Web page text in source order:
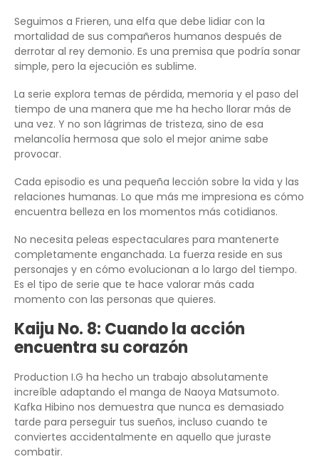
Seguimos a Frieren, una elfa que debe lidiar con la
mortalidad de sus compañeros humanos después de
derrotar al rey demonio. Es una premisa que podría sonar
simple, pero la ejecución es sublime.
La serie explora temas de pérdida, memoria y el paso del
tiempo de una manera que me ha hecho llorar más de
una vez. Y no son lágrimas de tristeza, sino de esa
melancolía hermosa que solo el mejor anime sabe
provocar.
Cada episodio es una pequeña lección sobre la vida y las
relaciones humanas. Lo que más me impresiona es cómo
encuentra belleza en los momentos más cotidianos.
No necesita peleas espectaculares para mantenerte
completamente enganchada. La fuerza reside en sus
personajes y en cómo evolucionan a lo largo del tiempo.
Es el tipo de serie que te hace valorar más cada
momento con las personas que quieres.
Kaiju No. 8: Cuando la acción
encuentra su corazón
Production I.G ha hecho un trabajo absolutamente
increíble adaptando el manga de Naoya Matsumoto.
Kafka Hibino nos demuestra que nunca es demasiado
tarde para perseguir tus sueños, incluso cuando te
conviertes accidentalmente en aquello que juraste
combatir.